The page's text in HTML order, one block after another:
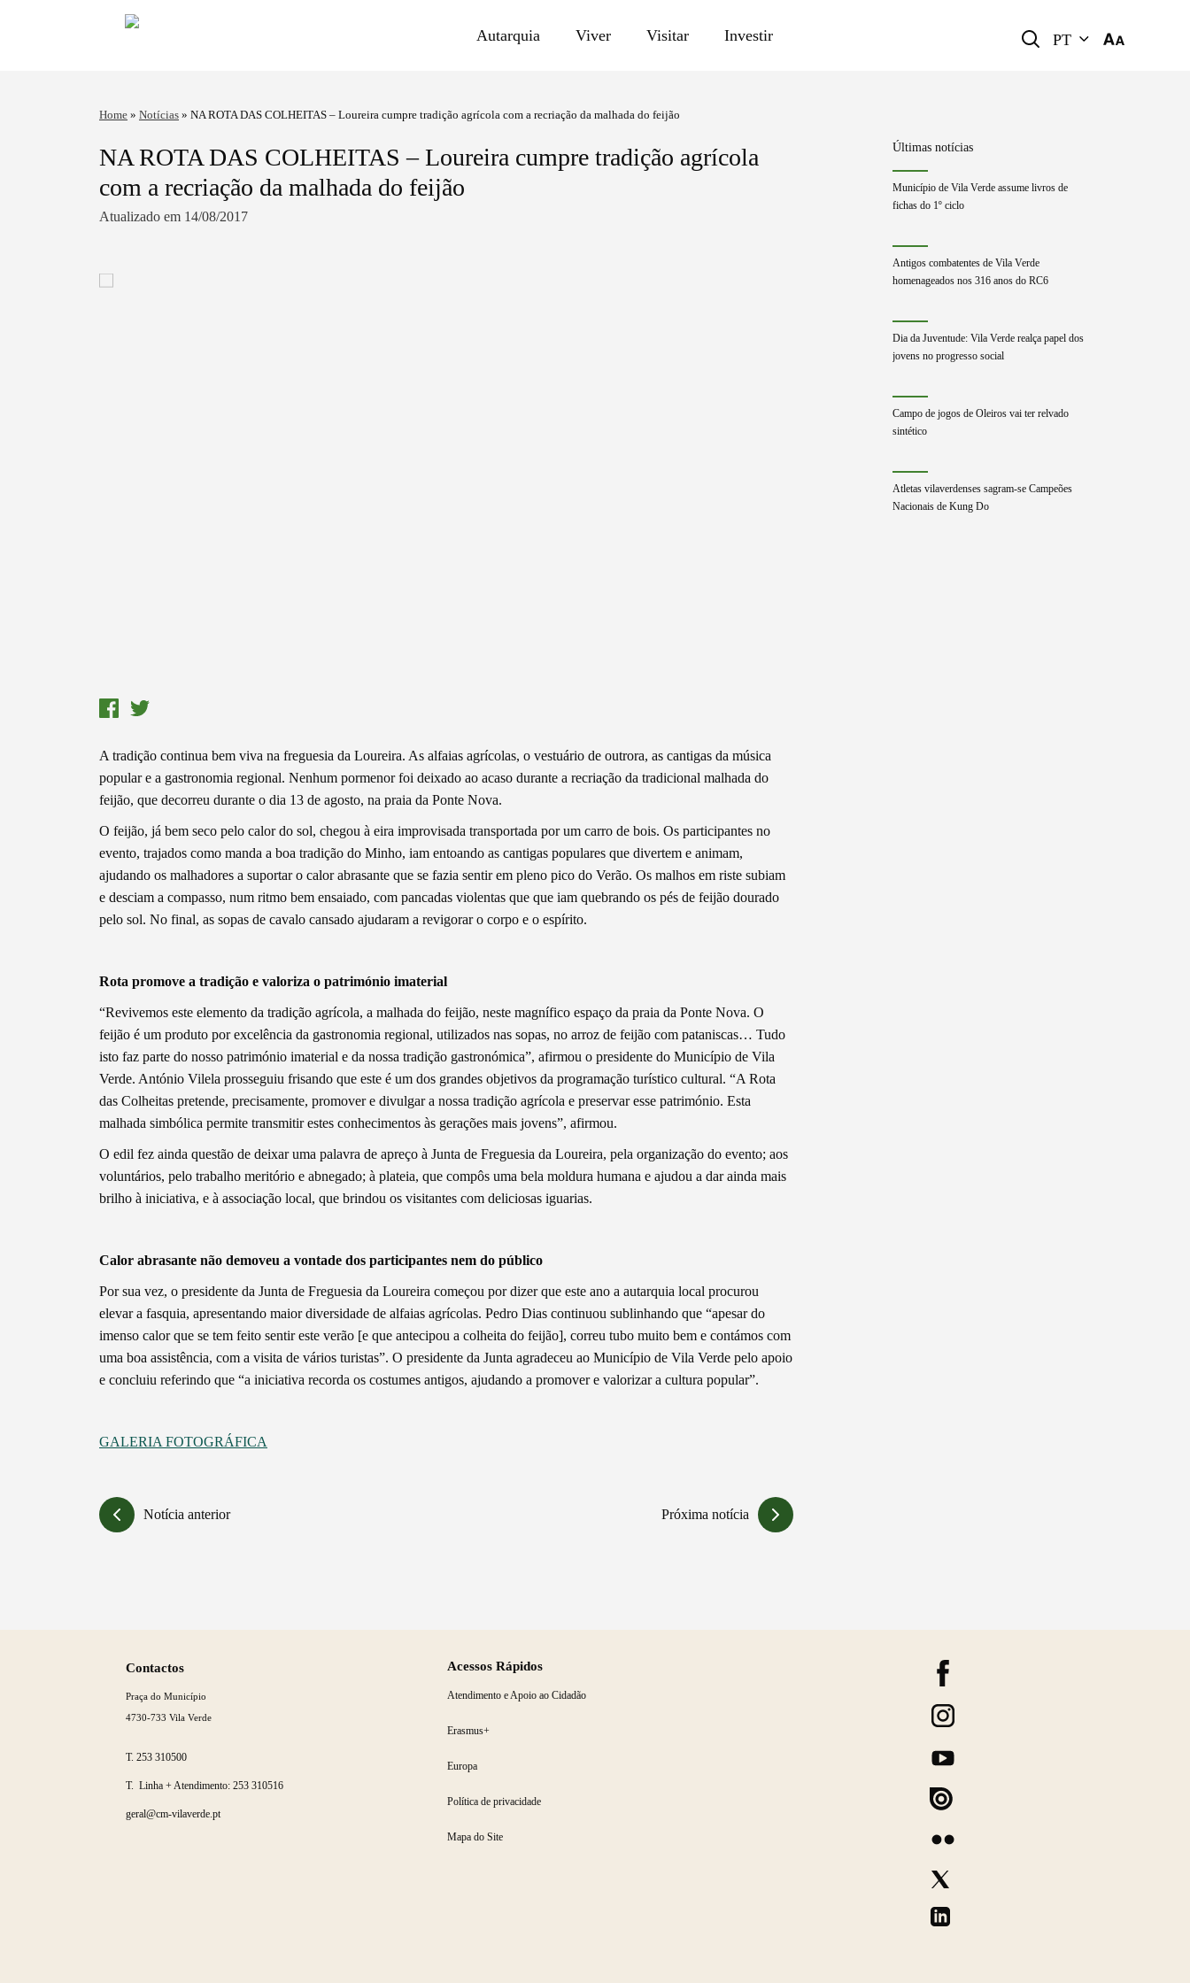
Autarquia Viver Visitar Investir PT
Categorias gerais
Filtros
Home » Notícias » NA ROTA DAS COLHEITAS – Loureira cumpre tradição agrícola com a recriação da malhada do feijão
NA ROTA DAS COLHEITAS – Loureira cumpre tradição agrícola
com a recriação da malhada do feijão
Atualizado em 14/08/2017
A tradição continua bem viva na freguesia da Loureira. As alfaias agrícolas, o vestuário de outrora, as cantigas da música
popular e a gastronomia regional. Nenhum pormenor foi deixado ao acaso durante a recriação da tradicional malhada do
feijão, que decorreu durante o dia 13 de agosto, na praia da Ponte Nova.
O feijão, já bem seco pelo calor do sol, chegou à eira improvisada transportada por um carro de bois. Os participantes no
evento, trajados como manda a boa tradição do Minho, iam entoando as cantigas populares que divertem e animam,
ajudando os malhadores a suportar o calor abrasante que se fazia sentir em pleno pico do Verão. Os malhos em riste subiam
e desciam a compasso, num ritmo bem ensaiado, com pancadas violentas que que iam quebrando os pés de feijão dourado
pelo sol. No final, as sopas de cavalo cansado ajudaram a revigorar o corpo e o espírito.
Rota promove a tradição e valoriza o património imaterial
“Revivemos este elemento da tradição agrícola, a malhada do feijão, neste magnífico espaço da praia da Ponte Nova. O
feijão é um produto por excelência da gastronomia regional, utilizados nas sopas, no arroz de feijão com pataniscas… Tudo
isto faz parte do nosso património imaterial e da nossa tradição gastronómica”, afirmou o presidente do Município de Vila
Verde. António Vilela prosseguiu frisando que este é um dos grandes objetivos da programação turístico cultural. “A Rota
das Colheitas pretende, precisamente, promover e divulgar a nossa tradição agrícola e preservar esse património. Esta
malhada simbólica permite transmitir estes conhecimentos às gerações mais jovens”, afirmou.
O edil fez ainda questão de deixar uma palavra de apreço à Junta de Freguesia da Loureira, pela organização do evento; aos
voluntários, pelo trabalho meritório e abnegado; à plateia, que compôs uma bela moldura humana e ajudou a dar ainda mais
brilho à iniciativa, e à associação local, que brindou os visitantes com deliciosas iguarias.
Calor abrasante não demoveu a vontade dos participantes nem do público
Por sua vez, o presidente da Junta de Freguesia da Loureira começou por dizer que este ano a autarquia local procurou
elevar a fasquia, apresentando maior diversidade de alfaias agrícolas. Pedro Dias continuou sublinhando que “apesar do
imenso calor que se tem feito sentir este verão [e que antecipou a colheita do feijão], correu tubo muito bem e contámos com
uma boa assistência, com a visita de vários turistas”. O presidente da Junta agradeceu ao Município de Vila Verde pelo apoio
e concluiu referindo que “a iniciativa recorda os costumes antigos, ajudando a promover e valorizar a cultura popular”.
GALERIA FOTOGRÁFICA
Notícia anterior Próxima notícia
Últimas notícias
Município de Vila Verde assume livros de
fichas do 1º ciclo
Antigos combatentes de Vila Verde
homenageados nos 316 anos do RC6
Dia da Juventude: Vila Verde realça papel dos
jovens no progresso social
Campo de jogos de Oleiros vai ter relvado
sintético
Atletas vilaverdenses sagram-se Campeões
Nacionais de Kung Do
Contactos
Praça do Município
4730-733 Vila Verde
T. 253 310500
T. Linha + Atendimento: 253 310516
geral@cm-vilaverde.pt
Acessos Rápidos
Atendimento e Apoio ao Cidadão
Erasmus+
Europa
Política de privacidade
Mapa do Site